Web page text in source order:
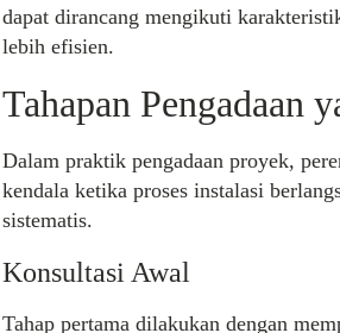
dapat dirancang mengikuti
lebih efisien.
Tahapan Pengadaan
Dalam praktik pengadaan proyek,
kendala ketika proses instalasi
sistematis.
Konsultasi Awal
Tahap pertama dilakukan dengan